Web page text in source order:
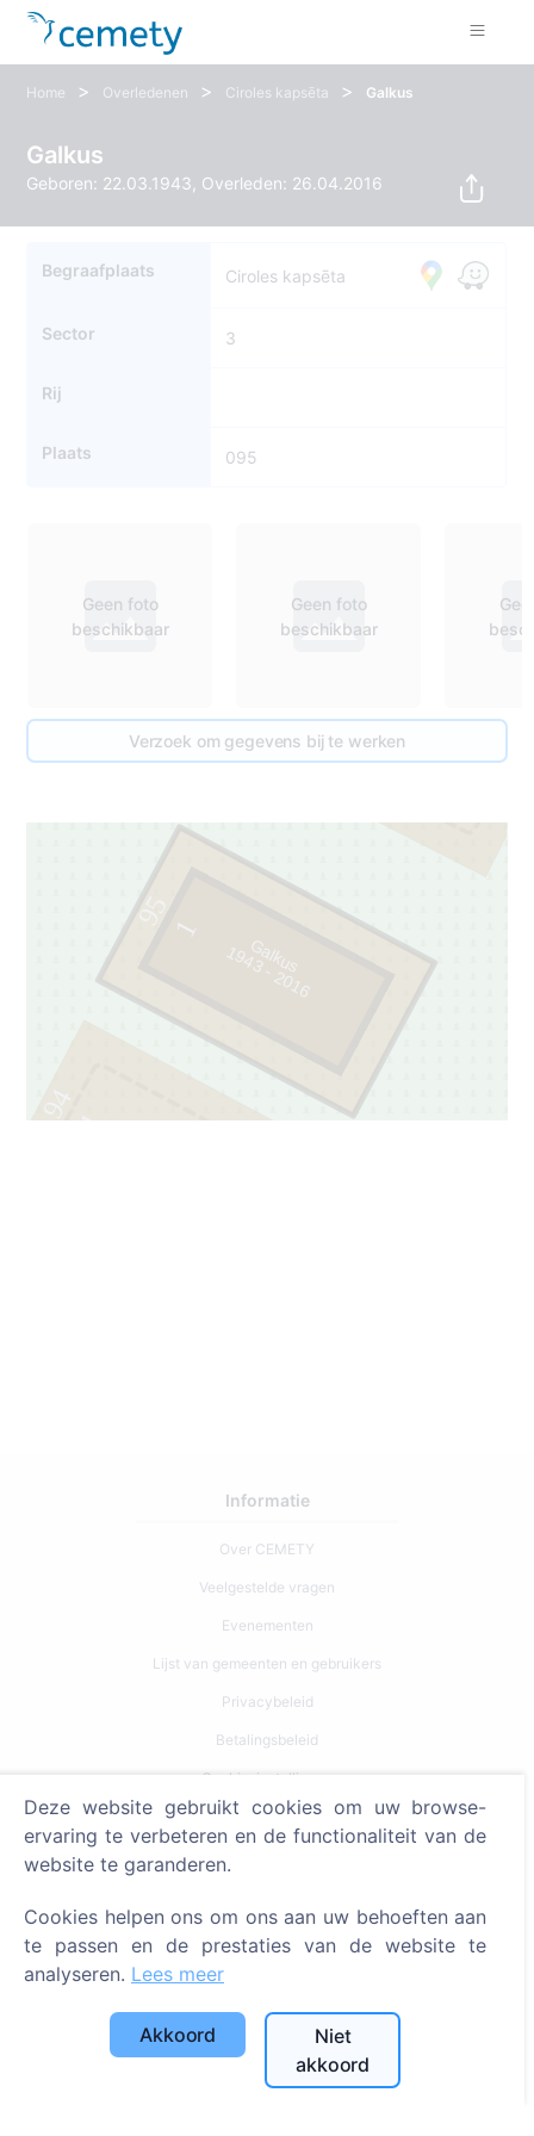
Home > Overledenen > Ciroles kapsēta > Galkus
Galkus
Geboren: 22.03.1943, Overleden: 26.04.2016
Begraafplaats Ciroles kapsēta
Sector 3
Rij
Plaats 095
Geen foto
beschikbaar
Geen foto
beschikbaar
Verzoek om gegevens bij te werken
94
95
96
1
1
Galkus
1
943-201
6
Informatie
Over CEMETY
Veelgestelde vragen
Evenementen
Lijst van gemeenten en gebruikers
Privacybeleid
Betalingsbeleid
Cookie-instellingen
Zoeken
Zoeken naar begraafplaatsen
SIA "CEMETY", LV40103618951
Deze website gebruikt cookies om uw browse-
ervaring te verbeteren en de functionaliteit van de
website te garanderen.
Cookies helpen ons om ons aan uw behoeften aan
te passen en de prestaties van de website te
analyseren. Lees meer
Akkoord
Niet
akkoord